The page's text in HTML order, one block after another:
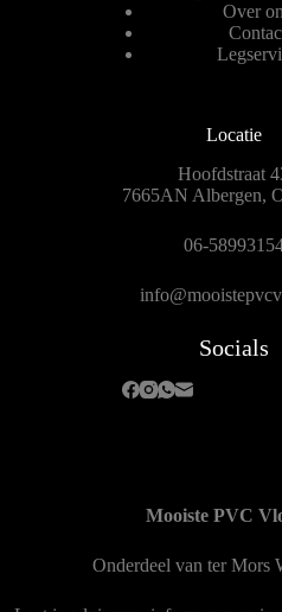
Over
Locatie
Hoofdstraat
7665AN Albergen,
06-
Socials
Mooiste PVC
Onderdeel van ter Mors